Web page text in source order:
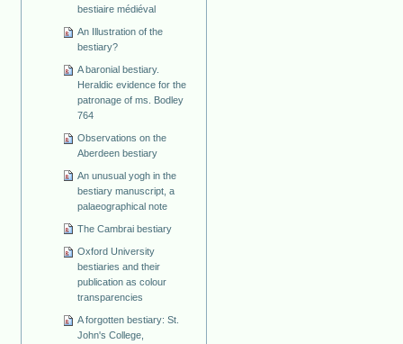
bestiaire médiéval
An Illustration of the
bestiary?
A baronial bestiary.
Heraldic evidence for the
patronage of ms. Bodley
764
Observations on the
Aberdeen bestiary
An unusual yogh in the
bestiary manuscript, a
palaeographical note
The Cambrai bestiary
Oxford University
bestiaries and their
publication as colour
transparencies
A forgotten bestiary: St.
John's College,